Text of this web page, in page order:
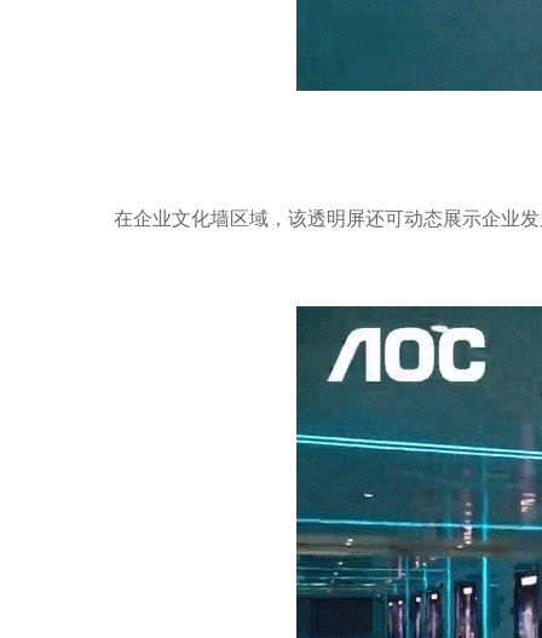
在企业文化墙区域，该透明屏还可动态展示企业